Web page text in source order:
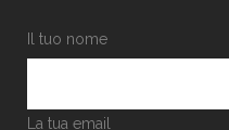
Il tuo nome
La tua email